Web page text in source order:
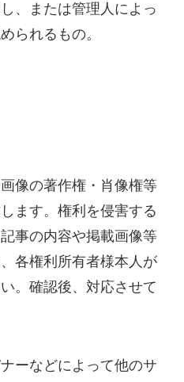
、または管理人によっ
られるもの。
像の著作権・肖像権等
ます。権利を侵害する
事の内容や掲載画像等
各権利所有者様本人が
。確認後、対応させて
ーなどによって他のサ